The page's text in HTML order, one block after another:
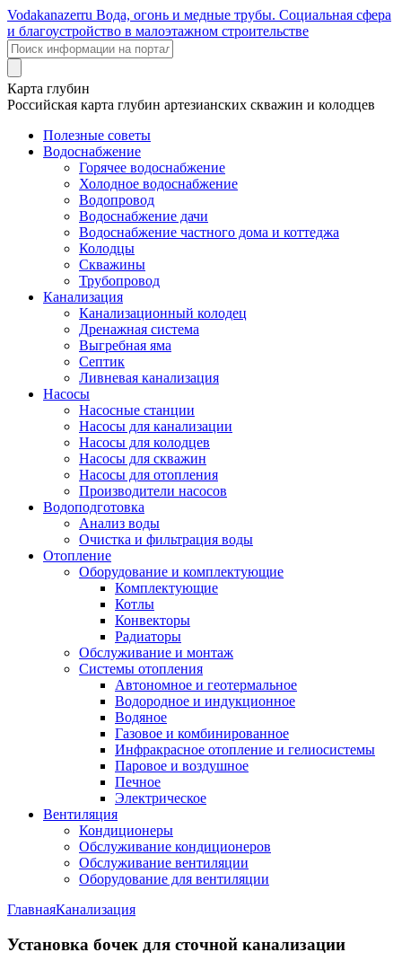
Vodakanazerru Вода, огонь и медные трубы. Социальная сфера
и благоустройство в малоэтажном строительстве
Карта глубин
Российская карта глубин артезианских скважин и колодцев
Полезные советы
Водоснабжение
Горячее водоснабжение
Холодное водоснабжение
Водопровод
Водоснабжение дачи
Водоснабжение частного дома и коттеджа
Колодцы
Скважины
Трубопровод
Канализация
Канализационный колодец
Дренажная система
Выгребная яма
Септик
Ливневая канализация
Насосы
Насосные станции
Насосы для канализации
Насосы для колодцев
Насосы для скважин
Насосы для отопления
Производители насосов
Водоподготовка
Анализ воды
Очистка и фильтрация воды
Отопление
Оборудование и комплектующие
Комплектующие
Котлы
Конвекторы
Радиаторы
Обслуживание и монтаж
Системы отопления
Автономное и геотермальное
Водородное и индукционное
Водяное
Газовое и комбинированное
Инфракрасное отопление и гелиосистемы
Паровое и воздушное
Печное
Электрическое
Вентиляция
Кондиционеры
Обслуживание кондиционеров
Обслуживание вентиляции
Оборудование для вентиляции
ГлавнаяКанализация
Установка бочек для сточной канализации